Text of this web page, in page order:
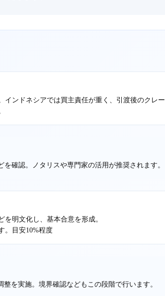
インドネシアでは買主責任が重く、引渡後のクレー
確認。ノタリスや専門家の活用が推奨されます。
明文化し、基本合意を形成。
。目安10%程度
を実施。境界確認などもこの段階で行います。